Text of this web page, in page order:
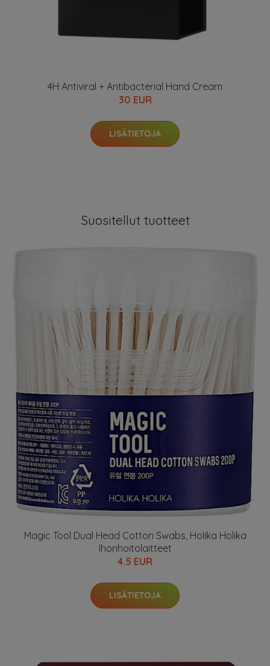
4H Antiviral + Antibacterial Hand Cream
30 EUR
LISÄTIETOJA
Suositellut tuotteet
Magic Tool Dual Head Cotton Swabs, Holika Holika
Ihonhoitolaitteet
4.5 EUR
LISÄTIETOJA